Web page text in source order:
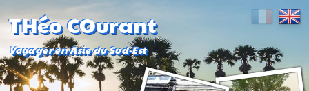
THéo COurant
Voyager en Asie du Sud-Est